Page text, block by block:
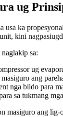
ug
ka
kini
sa:
ug
ang
nga bildo para
sa tukmang
masiguro ang